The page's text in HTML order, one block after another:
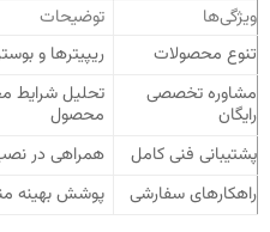
ویژگی‌ها
توضیحات
تنوع محصولات
ریپیترها و
مشاوره تخصصی
رایگان
تحلیل شرایط
محصول
پشتیبانی فنی کامل
همراهی در
راهکارهای سفارشی
پوشش بهینه